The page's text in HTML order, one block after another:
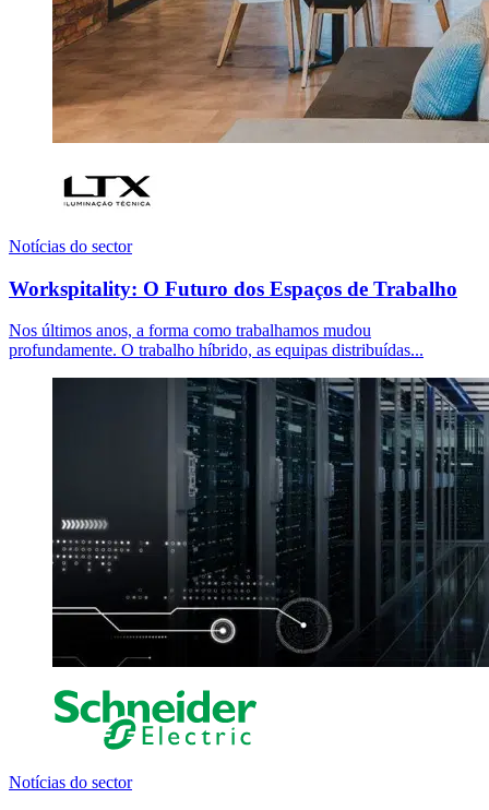
Notícias do sector
Workspitality: O Futuro dos Espaços de Trabalho
Nos últimos anos, a forma como trabalhamos mudou
profundamente. O trabalho híbrido, as equipas distribuídas...
Notícias do sector